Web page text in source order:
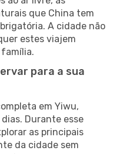
que China tem
A cidade não
estes viajem
família.
para a sua
em Yiwu,
Durante esse
as principais
da cidade sem